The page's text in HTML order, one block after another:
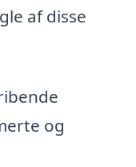
af disse
og